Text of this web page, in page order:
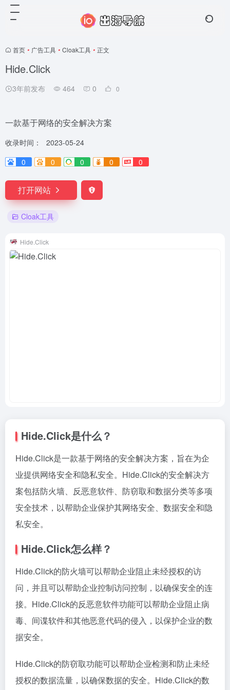
首页 • 广告工具 • Cloak工具 • 正文
Hide.Click
3年前发布 464 0 0
一款基于网络的安全解决方案
收录时间：
2023-05-24
0
0 0 0 0
打开网站
Cloak工具
Hide.Click
Hide.Click是什么？
Hide.Click是一款基于网络的安全解决方案，旨在为企
业提供网络安全和隐私安全。Hide.Click的安全解决方
案包括防火墙、反恶意软件、防窃取和数据分类等多项
安全技术，以帮助企业保护其网络安全、数据安全和隐
私安全。
Hide.Click怎么样？
Hide.Click的防火墙可以帮助企业阻止未经授权的访
问，并且可以帮助企业控制访问控制，以确保安全的连
接。Hide.Click的反恶意软件功能可以帮助企业阻止病
毒、间谍软件和其他恶意代码的侵入，以保护企业的数
据安全。
Hide.Click的防窃取功能可以帮助企业检测和防止未经
授权的数据流量，以确保数据的安全。Hide.Click的数